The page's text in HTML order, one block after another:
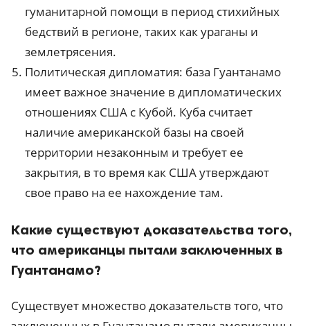
гуманитарной помощи в период стихийных
бедствий в регионе, таких как ураганы и
землетрясения.
Политическая дипломатия: база Гуантанамо
имеет важное значение в дипломатических
отношениях США с Кубой. Куба считает
наличие американской базы на своей
территории незаконным и требует ее
закрытия, в то время как США утверждают
свое право на ее нахождение там.
Какие существуют доказательства того,
что американцы пытали заключенных в
Гуантанамо?
Существует множество доказательств того, что